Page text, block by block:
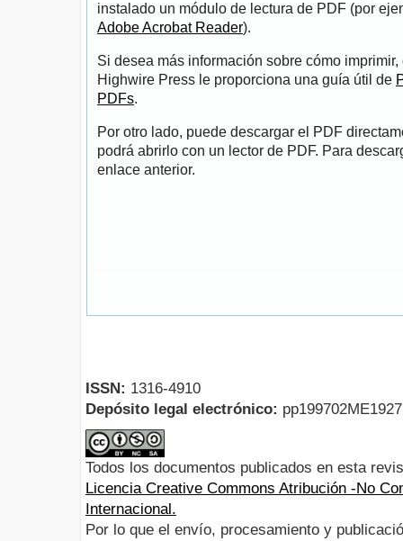
instalado un módulo de lectura de PDF (por
Adobe Acrobat Reader).
Si desea más información sobre cómo
Highwire Press le proporciona una guía útil de
PDFs.
Por otro lado, puede descargar el PDF
podrá abrirlo con un lector de PDF. Para
enlace anterior.
ISSN: 1316-4910
Depósito legal electrónico:
Todos los documentos publicados en esta
Licencia Creative Commons Atribución -No
Internacional.
Por lo que el envío, procesamiento y